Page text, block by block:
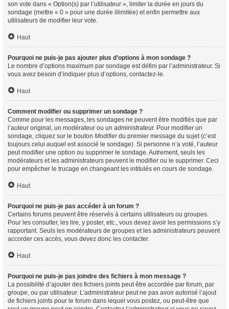
son vote dans « Option(s) par l’utilisateur », limiter la durée en jours du
sondage (mettre « 0 » pour une durée illimitée) et enfin permettre aux
utilisateurs de modifier leur vote.
Haut
Pourquoi ne puis-je pas ajouter plus d’options à mon sondage ?
Le nombre d’options maximum par sondage est défini par l’administrateur. Si
vous avez besoin d’indiquer plus d’options, contactez-le.
Haut
Comment modifier ou supprimer un sondage ?
Comme pour les messages, les sondages ne peuvent être modifiés que par
l’auteur original, un modérateur ou un administrateur. Pour modifier un
sondage, cliquez sur le bouton Modifierdu premier message du sujet (c’est
toujours celui auquel est associé le sondage). Si personne n’a voté, l’auteur
peut modifier une option ou supprimer le sondage. Autrement, seuls les
modérateurs et les administrateurs peuvent le modifier ou le supprimer. Ceci
pour empêcher le trucage en changeant les intitulés en cours de sondage.
Haut
Pourquoi ne puis-je pas accéder à un forum ?
Certains forums peuvent être réservés à certains utilisateurs ou groupes.
Pour les consulter, les lire, y poster, etc., vous devez avoir les permissions s’y
rapportant. Seuls les modérateurs de groupes et les administrateurs peuvent
accorder ces accès, vous devez donc les contacter.
Haut
Pourquoi ne puis-je pas joindre des fichiers à mon message ?
La possibilité d’ajouter des fichiers joints peut être accordée par forum, par
groupe, ou par utilisateur. L’administrateur peut ne pas avoir autorisé l’ajout
de fichiers joints pour le forum dans lequel vous postez, ou peut-être que